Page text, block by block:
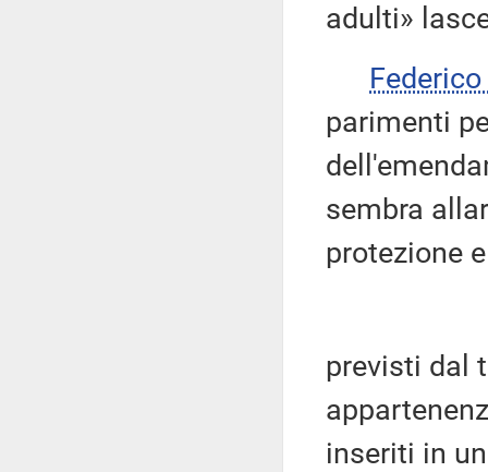
adulti»
Federico
parimenti
sembra
protezione
previsti dal
inseriti in